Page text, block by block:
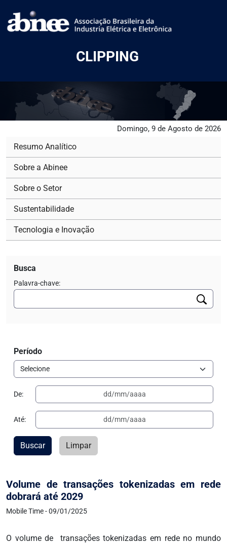
CLIPPING
Domingo, 9 de Agosto de 2026
Volume de transações tokenizadas em rede
dobrará até 2029
Mobile Time - 09/01/2025
O volume de transações tokenizadas em rede no mundo
Resumo Analítico
Sobre a Abinee
Sobre o Setor
Sustentabilidade
Tecnologia e Inovação
Busca
Palavra-chave:
Período
De:
Até:
Buscar Limpar